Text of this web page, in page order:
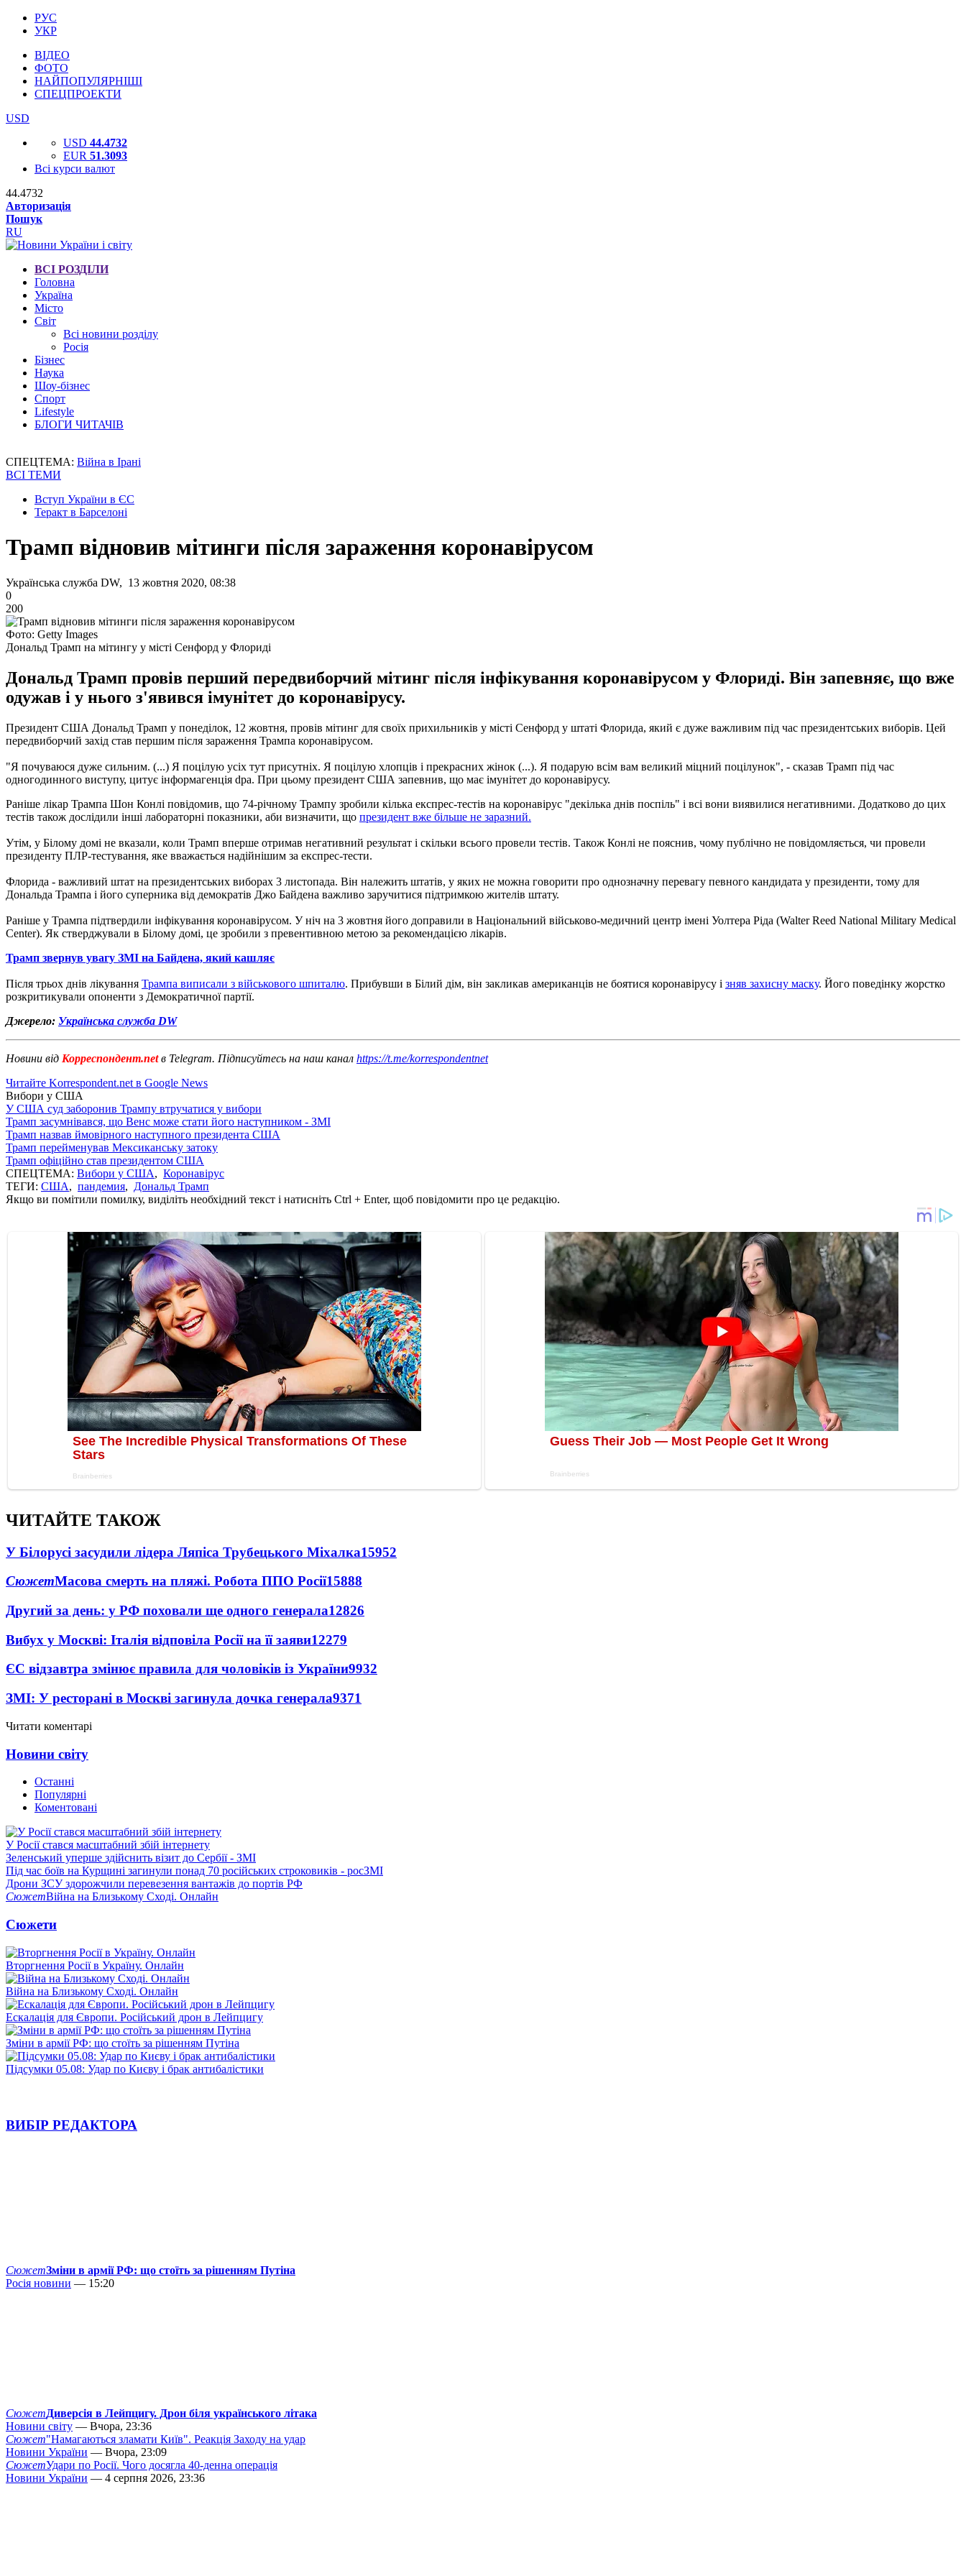
РУС
УКР
ВІДЕО
ФОТО
НАЙПОПУЛЯРНІШІ
СПЕЦПРОЕКТИ
USD
USD 44.4732
EUR 51.3093
Всі курси валют
44.4732
Авторизація
Пошук
RU
ВСІ РОЗДІЛИ
Головна
Україна
Місто
Світ
Всі новини розділу
Росія
Бізнес
Наука
Шоу-бізнес
Спорт
Lifestyle
БЛОГИ ЧИТАЧІВ
СПЕЦТЕМА: Війна в Ірані
ВСІ ТЕМИ
Вступ України в ЄС
Теракт в Барселоні
Трамп відновив мітинги після зараження коронавірусом
Українська служба DW, 13 жовтня 2020, 08:38
0
200
Фото: Getty Images
Дональд Трамп на мітингу у місті Сенфорд у Флориді
Дональд Трамп провів перший передвиборчий мітинг після інфікування коронавірусом у Флориді. Він запевняє, що вже
одужав і у нього з'явився імунітет до коронавірусу.
Президент США Дональд Трамп у понеділок, 12 жовтня, провів мітинг для своїх прихильників у місті Сенфорд у штаті Флорида, який є дуже важливим під час президентських виборів. Цей
передвиборчий захід став першим після зараження Трампа коронавірусом.
"Я почуваюся дуже сильним. (...) Я поцілую усіх тут присутніх. Я поцілую хлопців і прекрасних жінок (...). Я подарую всім вам великий міцний поцілунок", - сказав Трамп під час
одногодинного виступу, цитує інформагенція dpa. При цьому президент США запевнив, що має імунітет до коронавірусу.
Раніше лікар Трампа Шон Конлі повідомив, що 74-річному Трампу зробили кілька експрес-тестів на коронавірус "декілька днів поспіль" і всі вони виявилися негативними. Додатково до цих
тестів також дослідили інші лабораторні показники, аби визначити, що президент вже більше не заразний.
Утім, у Білому домі не вказали, коли Трамп вперше отримав негативний результат і скільки всього провели тестів. Також Конлі не пояснив, чому публічно не повідомляється, чи провели
президенту ПЛР-тестування, яке вважається надійнішим за експрес-тести.
Флорида - важливий штат на президентських виборах 3 листопада. Він належить штатів, у яких не можна говорити про однозначну перевагу певного кандидата у президенти, тому для
Дональда Трампа і його суперника від демократів Джо Байдена важливо заручитися підтримкою жителів штату.
Раніше у Трампа підтвердили інфікування коронавірусом. У ніч на 3 жовтня його доправили в Національний військово-медичний центр імені Уолтера Ріда (Walter Reed National Military Medical
Center). Як стверджували в Білому домі, це зробили з превентивною метою за рекомендацією лікарів.
Трамп звернув увагу ЗМІ на Байдена, який кашляє
Після трьох днів лікування Трампа виписали з військового шпиталю. Прибувши в Білий дім, він закликав американців не боятися коронавірусу і зняв захисну маску. Його поведінку жорстко
розкритикували опоненти з Демократичної партії.
Джерело: Українська служба DW
Новини від Корреспондент.netв Telegram. Підписуйтесь на наш канал https://t.me/korrespondentnet
Читайте Korrespondent.net в Google News
Вибори у США
У США суд заборонив Трампу втручатися у вибори
Трамп засумнівався, що Венс може стати його наступником - ЗМІ
Трамп назвав ймовірного наступного президента США
Трамп перейменував Мексиканську затоку
Трамп офіційно став президентом США
СПЕЦТЕМА: Вибори у США, Коронавірус
ТЕГИ: США, пандемия, Дональд Трамп
Якщо ви помітили помилку, виділіть необхідний текст і натисніть Ctrl + Enter, щоб повідомити про це редакцію.
ЧИТАЙТЕ ТАКОЖ
У Білорусі засудили лідера Ляпіса Трубецького Міхалка15952
СюжетМасова смерть на пляжі. Робота ППО Росії15888
Другий за день: у РФ поховали ще одного генерала12826
Вибух у Москві: Італія відповіла Росії на її заяви12279
ЄС відзавтра змінює правила для чоловіків із України9932
ЗМІ: У ресторані в Москві загинула дочка генерала9371
Читати коментарі
Новини світу
Останні
Популярні
Коментовані
У Росії стався масштабний збій інтернету
Зеленський уперше здійснить візит до Сербії - ЗМІ
Під час боїв на Курщині загинули понад 70 російських строковиків - росЗМІ
Дрони ЗСУ здорожчили перевезення вантажів до портів РФ
СюжетВійна на Близькому Сході. Онлайн
Сюжети
Вторгнення Росії в Україну. Онлайн
Війна на Близькому Сході. Онлайн
Ескалація для Європи. Російський дрон в Лейпцигу
Зміни в армії РФ: що стоїть за рішенням Путіна
Підсумки 05.08: Удар по Києву і брак антибалістики
ВИБІР РЕДАКТОРА
СюжетЗміни в армії РФ: що стоїть за рішенням Путіна
Росія новини — 15:20
СюжетДиверсія в Лейпцигу. Дрон біля українського літака
Новини світу — Вчора, 23:36
Сюжет"Намагаються зламати Київ". Реакція Заходу на удар
Новини України — Вчора, 23:09
СюжетУдари по Росії. Чого досягла 40-денна операція
Новини України — 4 серпня 2026, 23:36